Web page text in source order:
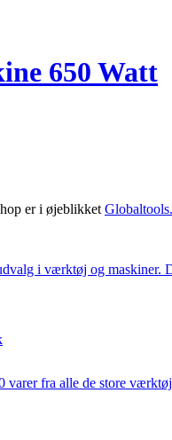
650 Watt
er i øjeblikket
i værktøj og maskiner.
varer fra alle de store